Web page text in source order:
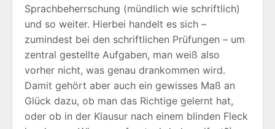
Sprachbeherrschung (mündlich wie schriftlich)
und so weiter. Hierbei handelt es sich –
zumindest bei den schriftlichen Prüfungen – um
zentral gestellte Aufgaben, man weiß also
vorher nicht, was genau drankommen wird.
Damit gehört aber auch ein gewisses Maß an
Glück dazu, ob man das Richtige gelernt hat,
oder ob in der Klausur nach einem blinden Fleck